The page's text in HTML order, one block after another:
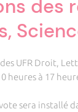
des
UFR Droit,
heures à 17
sera installé